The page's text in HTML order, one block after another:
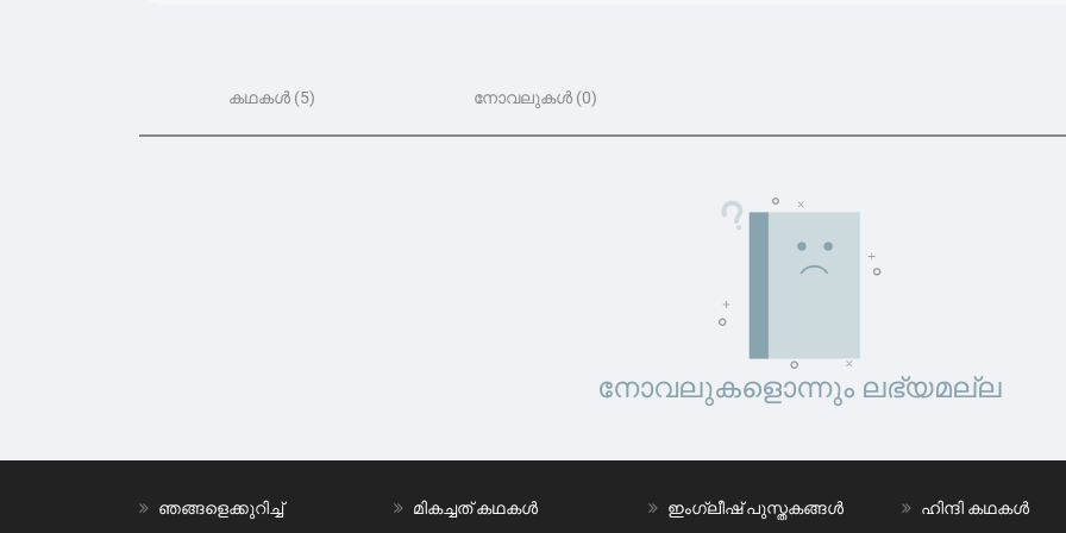
കഥകൾ (5) നോവലുകൾ (0)
നോവലുകളൊന്നും ലഭ്യമല്ല
ഞങ്ങളെക്കുറിച്ച്
മികച്ചത് കഥകൾ
ഇംഗ്ലീഷ് പുസ്തകങ്ങൾ
ഹിന്ദി കഥകൾ